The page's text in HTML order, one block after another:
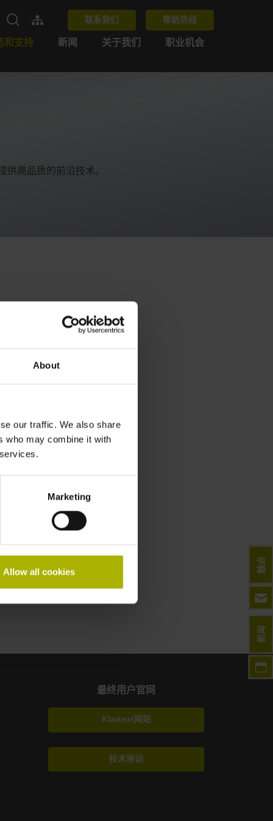
About
our traffic. We also share
who may combine it with
Marketing
Allow all cookies
联系我们 帮助热线
和支持 新闻 关于我们 职业机会
高品质的前沿技术。
最终用户官网
Klartext网站
技术培训
新闻
触点